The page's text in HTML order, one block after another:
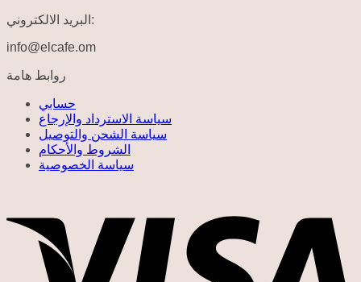
البريد الالكتروني:
info@elcafe.om
روابط هامة
حسابي
سياسة الاسترداد والإرجاع
سياسة الشحن والتوصيل
الشروط والأحكام
سياسة الخصوصية